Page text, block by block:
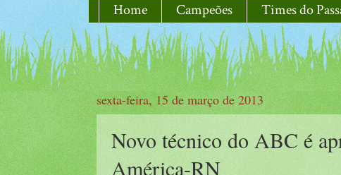
Home Campeões Times do
sexta-feira, 15 de março de 2013
Novo técnico do ABC é
América-RN